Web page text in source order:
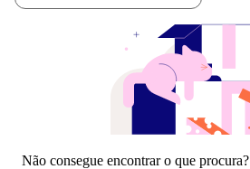
Não consegue encontrar o que